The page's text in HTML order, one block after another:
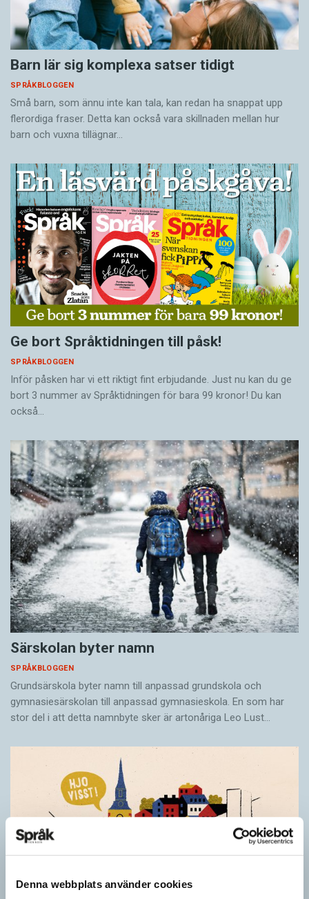
Denna webbplats använder cookies
Barn lär sig komplexa satser tidigt
SPRÅKBLOGGEN
Små barn, som ännu inte kan tala, kan redan ha snappat upp
flerordiga fraser. Detta kan också vara skillnaden mellan hur
barn och vuxna tillägnar…
Ge bort Språktidningen till påsk!
SPRÅKBLOGGEN
Inför påsken har vi ett riktigt fint erbjudande. Just nu kan du ge
bort 3 nummer av Språktidningen för bara 99 kronor! Du kan
också…
Särskolan byter namn
SPRÅKBLOGGEN
Grundsärskola byter namn till anpassad grundskola och
gymnasiesärskolan till anpassad gymnasieskola. En som har
stor del i att detta namnbyte sker är artonåriga Leo Lust…